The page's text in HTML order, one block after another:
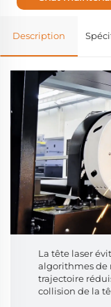
Description
La tête laser
algorithmes de
trajectoire
collision de la